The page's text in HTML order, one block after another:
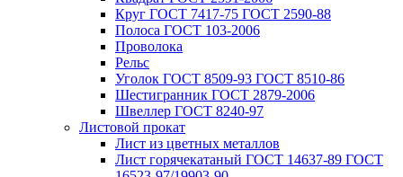
Круг ГОСТ 7417-75 ГОСТ 2590-88
Полоса ГОСТ 103-2006
Проволока
Рельс
Уголок ГОСТ 8509-93 ГОСТ 8510-86
Шестигранник ГОСТ 2879-2006
Швеллер ГОСТ 8240-97
Листовой прокат
Лист из цветных металлов
Лист горячекатаный ГОСТ 14637-89 ГОСТ